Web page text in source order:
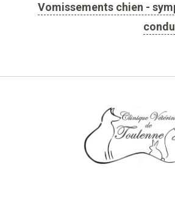
Vomissements chien -